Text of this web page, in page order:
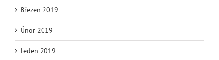
Březen 2019
Únor 2019
Leden 2019